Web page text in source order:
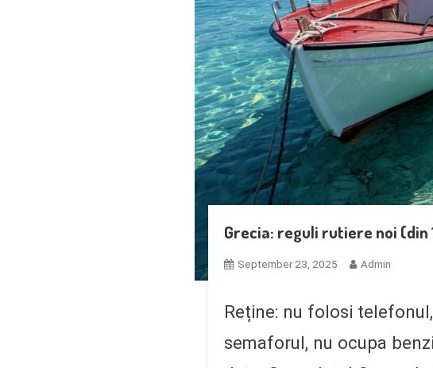
Grecia: reguli rutiere noi
September 23, 2025 Admin
Reține: nu folosi
semaforul, nu ocupa